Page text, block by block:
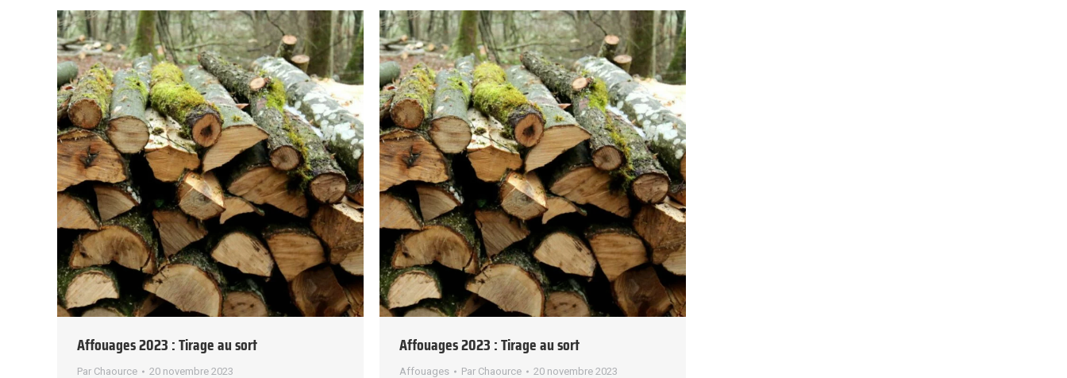
Affouages 2023 : Tirage au sort
Par Chaource 20 novembre 2023
Affouages 2023 : Tirage au sort
Affouages Par Chaource 20 novembre 2023